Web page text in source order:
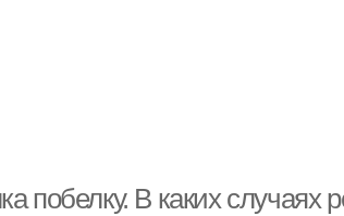
побелку. В каких случаях